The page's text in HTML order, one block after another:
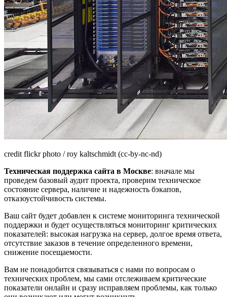
credit flickr photo / roy kaltschmidt (cc-by-nc-nd)
Техническая поддержка сайта в Москве: вначале мы
проведем базовый аудит проекта, проверим техническое
состояние сервера, наличие и надежность бэкапов,
отказоустойчивость системы.
Ваш сайт будет добавлен к системе мониторинга технической
поддержки и будет осуществляться мониторинг критических
показателей: высокая нагрузка на сервер, долгое время ответа,
отсутствие заказов в течение определенного времени,
снижение посещаемости.
Вам не понадобится связываться с нами по вопросам о
технических проблем, мы сами отслеживаем критические
показатели онлайн и сразу исправляем проблемы, как только